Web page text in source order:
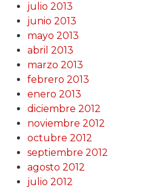
julio 2013
junio 2013
mayo 2013
abril 2013
marzo 2013
febrero 2013
enero 2013
diciembre 2012
noviembre 2012
octubre 2012
septiembre 2012
agosto 2012
julio 2012